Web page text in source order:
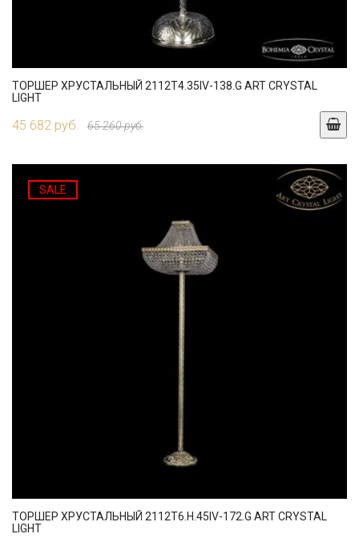
ТОРШЕР ХРУСТАЛЬНЫЙ 2112T4.35IV-138.G ART CRYSTAL
LIGHT
45 682 руб. 65 260 руб.
SALE
ТОРШЕР ХРУСТАЛЬНЫЙ 2112T6.H.45IV-172.G ART CRYSTAL
LIGHT